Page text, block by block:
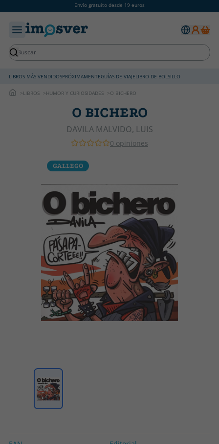
Envío gratuito desde 19 euros
LIBROS MÁS VENDIDOSPRÓXIMAMENTEGUÍAS DE VIAJELIBRO DE BOLSILLO
LIBROS HUMOR Y CURIOSIDADES O BICHERO
O BICHERO
DAVILA MALVIDO, LUIS
0 opiniones
GALLEGO